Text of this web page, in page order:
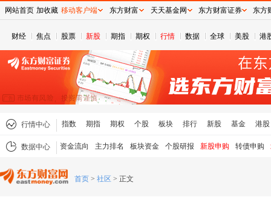
财经 焦点 股票 新股 期指 期权 行情 数据 全球 美股 港
行情中心 指数 期指 期权 个股 板块 排行 新股 基金 港股
数据中心 资金流向 主力排名 板块资金 个股研报 新股申购 转债申购
首页 > 社区 > 正文
网站首页 加收藏 移动客户端 东方财富 天天基金网 东方财富证券 东方